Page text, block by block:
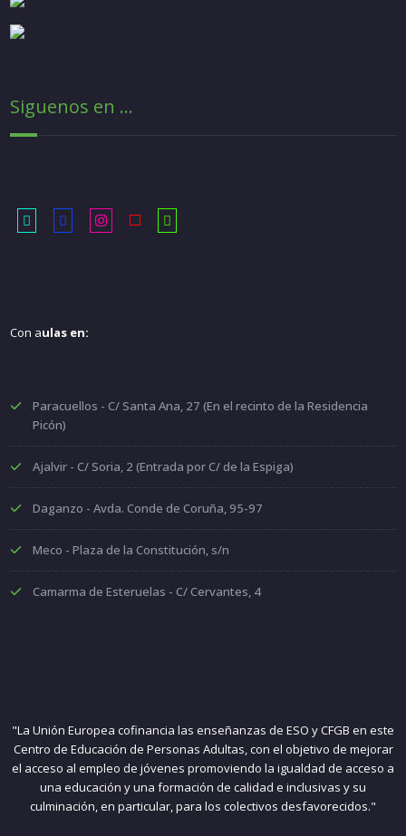
Siguenos en ...
Con aulas en:
Paracuellos - C/ Santa Ana, 27 (En el recinto de la Residencia
Picón)
Ajalvir - C/ Soria, 2 (Entrada por C/ de la Espiga)
Daganzo - Avda. Conde de Coruña, 95-97
Meco - Plaza de la Constitución, s/n
Camarma de Esteruelas - C/ Cervantes, 4
"La Unión Europea cofinancia las enseñanzas de ESO y CFGB en este
Centro de Educación de Personas Adultas, con el objetivo de mejorar
el acceso al empleo de jóvenes promoviendo la igualdad de acceso a
una educación y una formación de calidad e inclusivas y su
culminación, en particular, para los colectivos desfavorecidos."